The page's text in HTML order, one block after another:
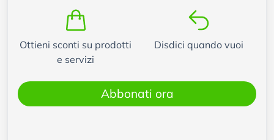
Ottieni sconti su prodotti
e servizi
Disdici quando vuoi
Abbonati ora